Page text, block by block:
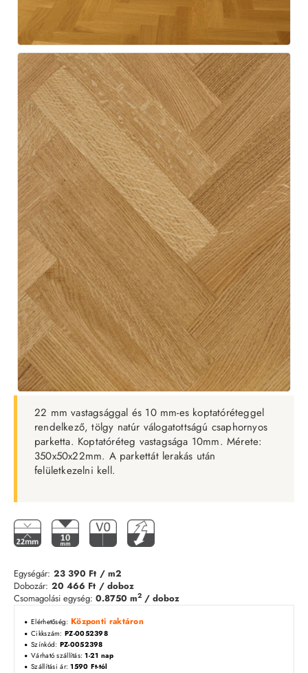
22 mm vastagsággal és 10 mm-es koptatóréteggel
rendelkező, tölgy natúr válogatottságú csaphornyos
parketta. Koptatóréteg vastagsága 10mm. Mérete:
350x50x22mm. A parkettát lerakás után
felületkezelni kell.
Egységár: 23 390 Ft / m2
Dobozár: 20 466 Ft / doboz
Csomagolási egység: 0.8750 m2 / doboz
Elérhetőség: Központi raktáron
Cikkszám: PZ-0052398
Színkód: PZ-0052398
Várható szállítás: 1-21 nap
Szállítási ár: 1590 Ft-tól